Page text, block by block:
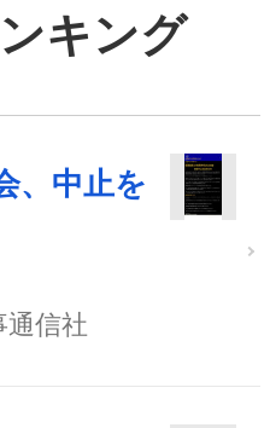
キング
、中止を
通信社